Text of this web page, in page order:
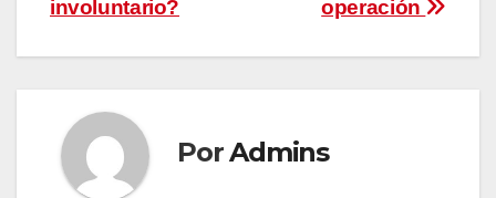
operación
involuntario?
PorAdmins